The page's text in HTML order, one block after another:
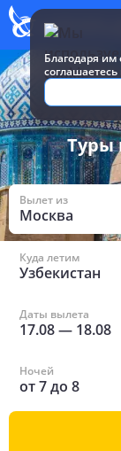
Благодаря им
Все
Туры
Вылет из
Москва
Куда летим
Узбекистан
Даты вылета
17.08— 18.08
Ночей
от7до 8